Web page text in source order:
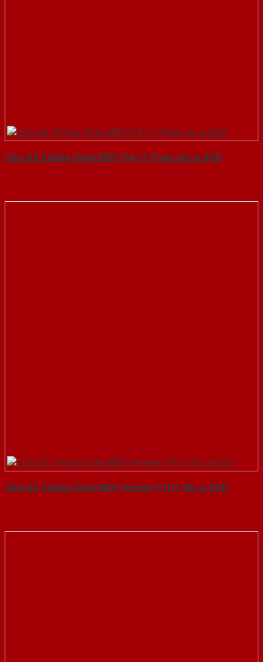
Cửa Gỗ Chống Cháy MDF O4-C1 Phào chi-a-SGD
Cửa Gỗ Chống Cháy MDF Veneer P1G1 Sồi-a-SGD